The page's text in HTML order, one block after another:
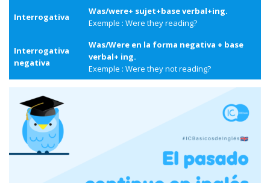
Interrogativa
Was/were+ sujet+base verbal+ing.
Exemple : Were they reading?
Interrogativa
negativa
Was/Were en la forma negativa + base
verbal+ ing.
Exemple : Were they not reading?